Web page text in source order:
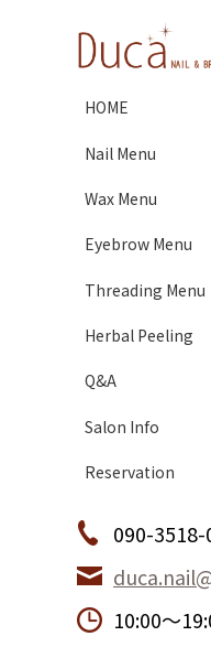
HOME
Nail Menu
Wax Menu
Eyebrow Menu
Threading Menu
Herbal Peeling
Q&A
Salon Info
Reservation
090-3518-
10:00〜